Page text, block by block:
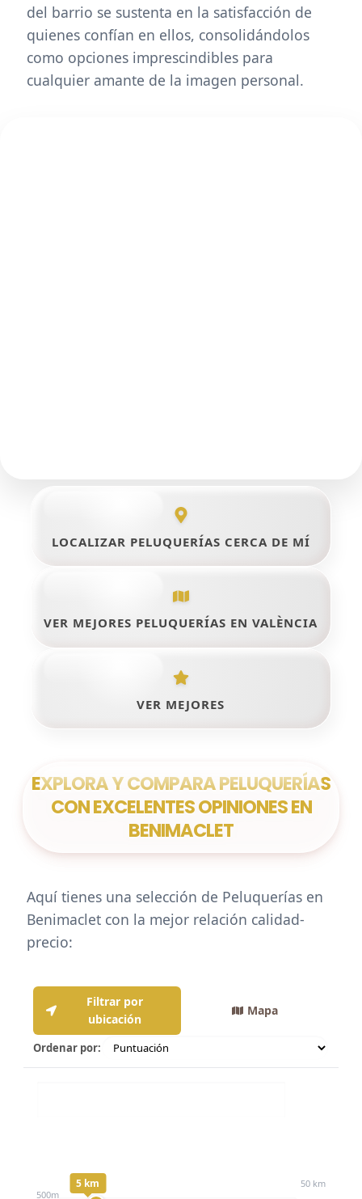
del barrio se sustenta en la satisfacción de
quienes confían en ellos, consolidándolos
como opciones imprescindibles para
cualquier amante de la imagen personal.
LOCALIZAR PELUQUERÍAS CERCA DE MÍ
VER MEJORES PELUQUERÍAS EN VALÈNCIA
VER MEJORES
EXPLORA Y COMPARA PELUQUERÍAS
CON EXCELENTES OPINIONES EN
BENIMACLET
Aquí tienes una selección de Peluquerías en
Benimaclet con la mejor relación calidad-
precio:
Filtrar por
ubicación
Mapa
Ordenar por:
500m
5 km 50 km